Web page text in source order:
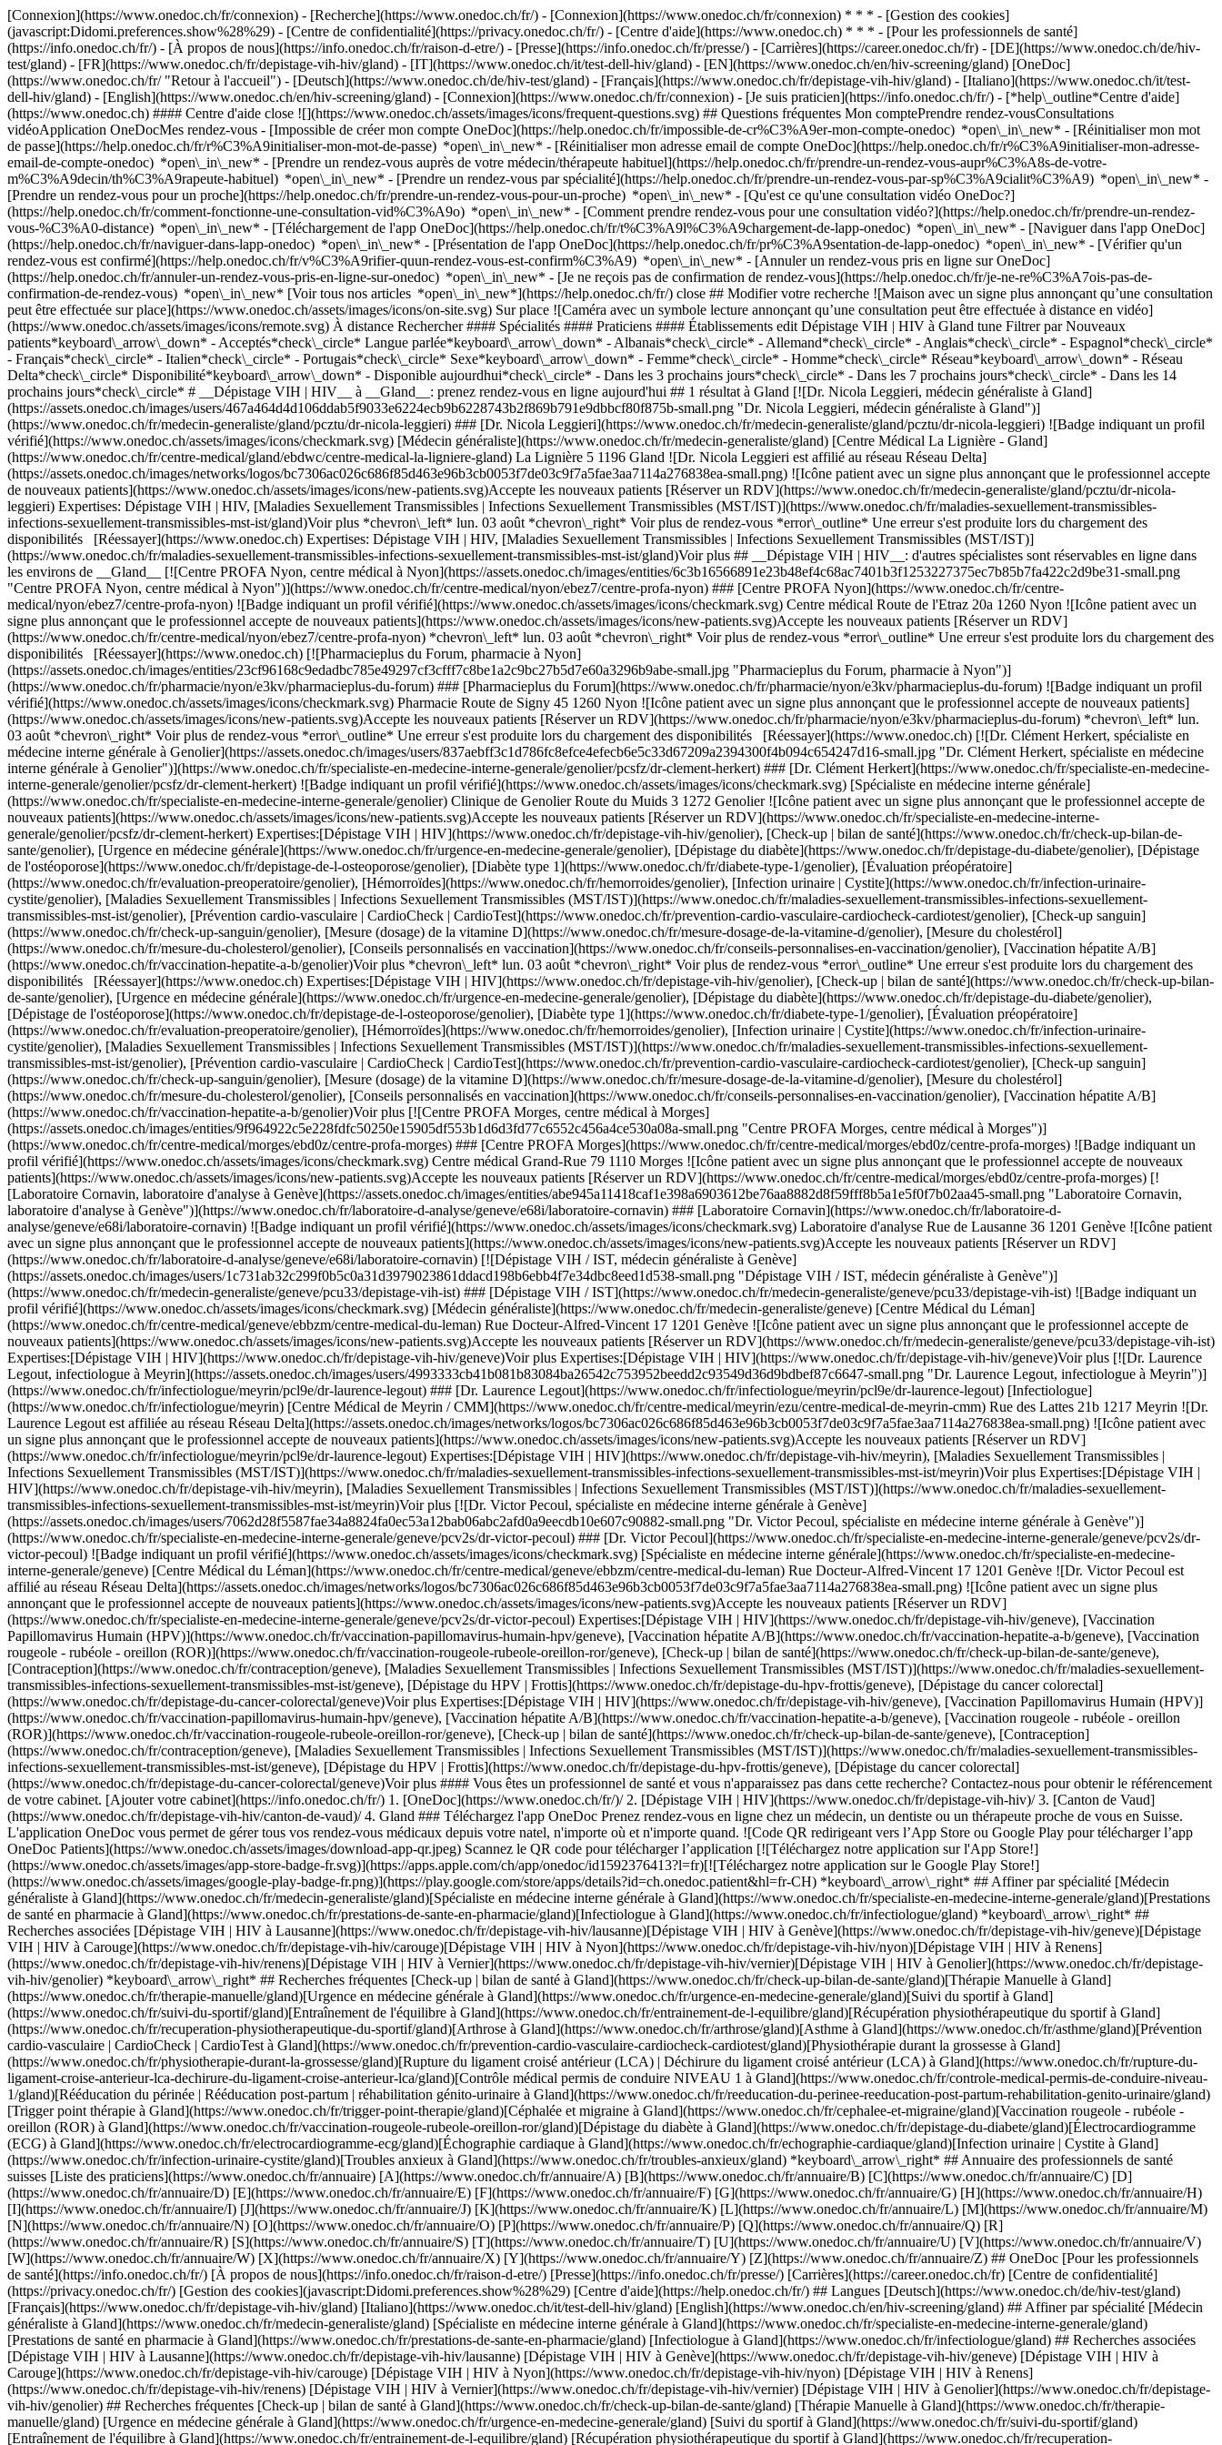
[Connexion](https://www.onedoc.ch/fr/connexion) - [Recherche](https://www.onedoc.ch/fr/) - [Connexion](https://www.onedoc.ch/fr/connexion) * * * - [Gestion des cookies]
(javascript:Didomi.preferences.show%28%29) - [Centre de confidentialité](https://privacy.onedoc.ch/fr/) - [Centre d'aide](https://www.onedoc.ch) * * * - [Pour les professionnels de santé]
(https://info.onedoc.ch/fr/) - [À propos de nous](https://info.onedoc.ch/fr/raison-d-etre/) - [Presse](https://info.onedoc.ch/fr/presse/) - [Carrières](https://career.onedoc.ch/fr) - [DE](https://www.onedoc.ch/de/hiv-
test/gland) - [FR](https://www.onedoc.ch/fr/depistage-vih-hiv/gland) - [IT](https://www.onedoc.ch/it/test-dell-hiv/gland) - [EN](https://www.onedoc.ch/en/hiv-screening/gland) [OneDoc]
(https://www.onedoc.ch/fr/ "Retour à l'accueil") - [Deutsch](https://www.onedoc.ch/de/hiv-test/gland) - [Français](https://www.onedoc.ch/fr/depistage-vih-hiv/gland) - [Italiano](https://www.onedoc.ch/it/test-
dell-hiv/gland) - [English](https://www.onedoc.ch/en/hiv-screening/gland) - [Connexion](https://www.onedoc.ch/fr/connexion) - [Je suis praticien](https://info.onedoc.ch/fr/) - [*help\_outline*Centre d'aide]
(https://www.onedoc.ch) #### Centre d'aide close ![](https://www.onedoc.ch/assets/images/icons/frequent-questions.svg) ## Questions fréquentes Mon comptePrendre rendez-vousConsultations
vidéoApplication OneDocMes rendez-vous - [Impossible de créer mon compte OneDoc](https://help.onedoc.ch/fr/impossible-de-cr%C3%A9er-mon-compte-onedoc) *open\_in\_new* - [Réinitialiser mon mot
de passe](https://help.onedoc.ch/fr/r%C3%A9initialiser-mon-mot-de-passe) *open\_in\_new* - [Réinitialiser mon adresse email de compte OneDoc](https://help.onedoc.ch/fr/r%C3%A9initialiser-mon-adresse-
email-de-compte-onedoc) *open\_in\_new* - [Prendre un rendez-vous auprès de votre médecin/thérapeute habituel](https://help.onedoc.ch/fr/prendre-un-rendez-vous-aupr%C3%A8s-de-votre-
m%C3%A9decin/th%C3%A9rapeute-habituel) *open\_in\_new* - [Prendre un rendez-vous par spécialité](https://help.onedoc.ch/fr/prendre-un-rendez-vous-par-sp%C3%A9cialit%C3%A9) *open\_in\_new* -
[Prendre un rendez-vous pour un proche](https://help.onedoc.ch/fr/prendre-un-rendez-vous-pour-un-proche) *open\_in\_new* - [Qu'est ce qu'une consultation vidéo OneDoc?]
(https://help.onedoc.ch/fr/comment-fonctionne-une-consultation-vid%C3%A9o) *open\_in\_new* - [Comment prendre rendez-vous pour une consultation vidéo?](https://help.onedoc.ch/fr/prendre-un-rendez-
vous-%C3%A0-distance) *open\_in\_new* - [Téléchargement de l'app OneDoc](https://help.onedoc.ch/fr/t%C3%A9l%C3%A9chargement-de-lapp-onedoc) *open\_in\_new* - [Naviguer dans l'app OneDoc]
(https://help.onedoc.ch/fr/naviguer-dans-lapp-onedoc) *open\_in\_new* - [Présentation de l'app OneDoc](https://help.onedoc.ch/fr/pr%C3%A9sentation-de-lapp-onedoc) *open\_in\_new* - [Vérifier qu'un rendez-vous est confirmé](https://help.onedoc.ch/fr/v%C3%A9rifier-quun-rendez-vous-est-confirm%C3%A9) *open\_in\_new* - [Annuler un rendez-vous pris en ligne sur OneDoc](https://help.onedoc.ch/fr/annuler-un-rendez-vous-pris-en-ligne-sur-onedoc) *open\_in\_new* - [Je ne reçois pas de confirmation de rendez-vous](https://help.onedoc.ch/fr/je-ne-re%C3%A7ois-pas-de-confirmation-de-rendez-vous) *open\_in\_new* [Voir tous nos articles *open\_in\_new*](https://help.onedoc.ch/fr/) close ## Modifier votre recherche ![Maison avec un signe plus annonçant qu’une consultation peut être effectuée sur place](https://www.onedoc.ch/assets/images/icons/on-site.svg) Sur place ![Caméra avec un symbole lecture annonçant qu’une consultation peut être effectuée à distance en vidéo](https://www.onedoc.ch/assets/images/icons/remote.svg) À distance Rechercher #### Spécialités #### Praticiens #### Établissements edit Dépistage VIH | HIV à Gland tune Filtrer par Nouveaux patients*keyboard\_arrow\_down* - Acceptés*check\_circle* Langue parlée*keyboard\_arrow\_down* - Albanais*check\_circle* - Allemand*check\_circle* - Anglais*check\_circle* - Espagnol*check\_circle* - Français*check\_circle* - Italien*check\_circle* - Portugais*check\_circle* Sexe*keyboard\_arrow\_down* - Femme*check\_circle* - Homme*check\_circle* Réseau*keyboard\_arrow\_down* - Réseau Delta*check\_circle* Disponibilité*keyboard\_arrow\_down* - Disponible aujourdhui*check\_circle* - Dans les 3 prochains jours*check\_circle* - Dans les 7 prochains jours*check\_circle* - Dans les 14 prochains jours*check\_circle* # __Dépistage VIH | HIV__ à __Gland__: prenez rendez-vous en ligne aujourd'hui ## 1 résultat à Gland [![Dr. Nicola Leggieri, médecin généraliste à Gland](https://assets.onedoc.ch/images/users/467a464d4d106ddab5f9033e6224ecb9b6228743b2f869b791e9dbbcf80f875b-small.png "Dr. Nicola Leggieri, médecin généraliste à Gland")](https://www.onedoc.ch/fr/medecin-generaliste/gland/pcztu/dr-nicola-leggieri) ### [Dr. Nicola Leggieri](https://www.onedoc.ch/fr/medecin-generaliste/gland/pcztu/dr-nicola-leggieri) ![Badge indiquant un profil vérifié](https://www.onedoc.ch/assets/images/icons/checkmark.svg) [Médecin généraliste](https://www.onedoc.ch/fr/medecin-generaliste/gland) [Centre Médical La Lignière - Gland](https://www.onedoc.ch/fr/centre-medical/gland/ebdwc/centre-medical-la-ligniere-gland) La Lignière 5 1196 Gland ![Dr. Nicola Leggieri est affilié au réseau Réseau Delta](https://assets.onedoc.ch/images/networks/logos/bc7306ac026c686f85d463e96b3cb0053f7de03c9f7a5fae3aa7114a276838ea-small.png) ![Icône patient avec un signe plus annonçant que le professionnel accepte de nouveaux patients](https://www.onedoc.ch/assets/images/icons/new-patients.svg)Accepte les nouveaux patients [Réserver un RDV](https://www.onedoc.ch/fr/medecin-generaliste/gland/pcztu/dr-nicola-leggieri) Expertises: Dépistage VIH | HIV, [Maladies Sexuellement Transmissibles | Infections Sexuellement Transmissibles (MST/IST)](https://www.onedoc.ch/fr/maladies-sexuellement-transmissibles-infections-sexuellement-transmissibles-mst-ist/gland)Voir plus *chevron\_left* lun. 03 août *chevron\_right* Voir plus de rendez-vous *error\_outline* Une erreur s'est produite lors du chargement des disponibilités [Réessayer](https://www.onedoc.ch) Expertises: Dépistage VIH | HIV, [Maladies Sexuellement Transmissibles | Infections Sexuellement Transmissibles (MST/IST)](https://www.onedoc.ch/fr/maladies-sexuellement-transmissibles-infections-sexuellement-transmissibles-mst-ist/gland)Voir plus ## __Dépistage VIH | HIV__: d'autres spécialistes sont réservables en ligne dans les environs de __Gland__ [![Centre PROFA Nyon, centre médical à Nyon](https://assets.onedoc.ch/images/entities/6c3b16566891e23b48ef4c68ac7401b3f1253227375ec7b85b7fa422c2d9be31-small.png "Centre PROFA Nyon, centre médical à Nyon")](https://www.onedoc.ch/fr/centre-medical/nyon/ebez7/centre-profa-nyon) ### [Centre PROFA Nyon](https://www.onedoc.ch/fr/centre-medical/nyon/ebez7/centre-profa-nyon) ![Badge indiquant un profil vérifié](https://www.onedoc.ch/assets/images/icons/checkmark.svg) Centre médical Route de l'Etraz 20a 1260 Nyon ![Icône patient avec un signe plus annonçant que le professionnel accepte de nouveaux patients](https://www.onedoc.ch/assets/images/icons/new-patients.svg)Accepte les nouveaux patients [Réserver un RDV](https://www.onedoc.ch/fr/centre-medical/nyon/ebez7/centre-profa-nyon) *chevron\_left* lun. 03 août *chevron\_right* Voir plus de rendez-vous *error\_outline* Une erreur s'est produite lors du chargement des disponibilités [Réessayer](https://www.onedoc.ch) [![Pharmacieplus du Forum, pharmacie à Nyon](https://assets.onedoc.ch/images/entities/23cf96168c9edadbc785e49297cf3cfff7c8be1a2c9bc27b5d7e60a3296b9abe-small.jpg "Pharmacieplus du Forum, pharmacie à Nyon")](https://www.onedoc.ch/fr/pharmacie/nyon/e3kv/pharmacieplus-du-forum) ### [Pharmacieplus du Forum](https://www.onedoc.ch/fr/pharmacie/nyon/e3kv/pharmacieplus-du-forum) ![Badge indiquant un profil vérifié](https://www.onedoc.ch/assets/images/icons/checkmark.svg) Pharmacie Route de Signy 45 1260 Nyon ![Icône patient avec un signe plus annonçant que le professionnel accepte de nouveaux patients](https://www.onedoc.ch/assets/images/icons/new-patients.svg)Accepte les nouveaux patients [Réserver un RDV](https://www.onedoc.ch/fr/pharmacie/nyon/e3kv/pharmacieplus-du-forum) *chevron\_left* lun. 03 août *chevron\_right* Voir plus de rendez-vous *error\_outline* Une erreur s'est produite lors du chargement des disponibilités [Réessayer](https://www.onedoc.ch) [![Dr. Clément Herkert, spécialiste en médecine interne générale à Genolier](https://assets.onedoc.ch/images/users/837aebff3c1d786fc8efce4efecb6e5c33d67209a2394300f4b094c654247d16-small.jpg "Dr. Clément Herkert, spécialiste en médecine interne générale à Genolier")](https://www.onedoc.ch/fr/specialiste-en-medecine-interne-generale/genolier/pcsfz/dr-clement-herkert) ### [Dr. Clément Herkert](https://www.onedoc.ch/fr/specialiste-en-medecine-interne-generale/genolier/pcsfz/dr-clement-herkert) ![Badge indiquant un profil vérifié](https://www.onedoc.ch/assets/images/icons/checkmark.svg) [Spécialiste en médecine interne générale](https://www.onedoc.ch/fr/specialiste-en-medecine-interne-generale/genolier) Clinique de Genolier Route du Muids 3 1272 Genolier ![Icône patient avec un signe plus annonçant que le professionnel accepte de nouveaux patients](https://www.onedoc.ch/assets/images/icons/new-patients.svg)Accepte les nouveaux patients [Réserver un RDV](https://www.onedoc.ch/fr/specialiste-en-medecine-interne-generale/genolier/pcsfz/dr-clement-herkert) Expertises:[Dépistage VIH | HIV](https://www.onedoc.ch/fr/depistage-vih-hiv/genolier), [Check-up | bilan de santé](https://www.onedoc.ch/fr/check-up-bilan-de-sante/genolier), [Urgence en médecine générale](https://www.onedoc.ch/fr/urgence-en-medecine-generale/genolier), [Dépistage du diabète](https://www.onedoc.ch/fr/depistage-du-diabete/genolier), [Dépistage de l'ostéoporose](https://www.onedoc.ch/fr/depistage-de-l-osteoporose/genolier), [Diabète type 1](https://www.onedoc.ch/fr/diabete-type-1/genolier), [Évaluation préopératoire](https://www.onedoc.ch/fr/evaluation-preoperatoire/genolier), [Hémorroïdes](https://www.onedoc.ch/fr/hemorroides/genolier), [Infection urinaire | Cystite](https://www.onedoc.ch/fr/infection-urinaire-cystite/genolier), [Maladies Sexuellement Transmissibles | Infections Sexuellement Transmissibles (MST/IST)](https://www.onedoc.ch/fr/maladies-sexuellement-transmissibles-infections-sexuellement-transmissibles-mst-ist/genolier), [Prévention cardio-vasculaire | CardioCheck | CardioTest](https://www.onedoc.ch/fr/prevention-cardio-vasculaire-cardiocheck-cardiotest/genolier), [Check-up sanguin](https://www.onedoc.ch/fr/check-up-sanguin/genolier), [Mesure (dosage) de la vitamine D](https://www.onedoc.ch/fr/mesure-dosage-de-la-vitamine-d/genolier), [Mesure du cholestérol](https://www.onedoc.ch/fr/mesure-du-cholesterol/genolier), [Conseils personnalisés en vaccination](https://www.onedoc.ch/fr/conseils-personnalises-en-vaccination/genolier), [Vaccination hépatite A/B](https://www.onedoc.ch/fr/vaccination-hepatite-a-b/genolier)Voir plus *chevron\_left* lun. 03 août *chevron\_right* Voir plus de rendez-vous *error\_outline* Une erreur s'est produite lors du chargement des disponibilités [Réessayer](https://www.onedoc.ch) Expertises:[Dépistage VIH | HIV](https://www.onedoc.ch/fr/depistage-vih-hiv/genolier), [Check-up | bilan de santé](https://www.onedoc.ch/fr/check-up-bilan-de-sante/genolier), [Urgence en médecine générale](https://www.onedoc.ch/fr/urgence-en-medecine-generale/genolier), [Dépistage du diabète](https://www.onedoc.ch/fr/depistage-du-diabete/genolier), [Dépistage de l'ostéoporose](https://www.onedoc.ch/fr/depistage-de-l-osteoporose/genolier), [Diabète type 1](https://www.onedoc.ch/fr/diabete-type-1/genolier), [Évaluation préopératoire](https://www.onedoc.ch/fr/evaluation-preoperatoire/genolier), [Hémorroïdes](https://www.onedoc.ch/fr/hemorroides/genolier), [Infection urinaire | Cystite](https://www.onedoc.ch/fr/infection-urinaire-cystite/genolier), [Maladies Sexuellement Transmissibles | Infections Sexuellement Transmissibles (MST/IST)](https://www.onedoc.ch/fr/maladies-sexuellement-transmissibles-infections-sexuellement-transmissibles-mst-ist/genolier), [Prévention cardio-vasculaire | CardioCheck | CardioTest](https://www.onedoc.ch/fr/prevention-cardio-vasculaire-cardiocheck-cardiotest/genolier), [Check-up sanguin](https://www.onedoc.ch/fr/check-up-sanguin/genolier), [Mesure (dosage) de la vitamine D](https://www.onedoc.ch/fr/mesure-dosage-de-la-vitamine-d/genolier), [Mesure du cholestérol](https://www.onedoc.ch/fr/mesure-du-cholesterol/genolier), [Conseils personnalisés en vaccination](https://www.onedoc.ch/fr/conseils-personnalises-en-vaccination/